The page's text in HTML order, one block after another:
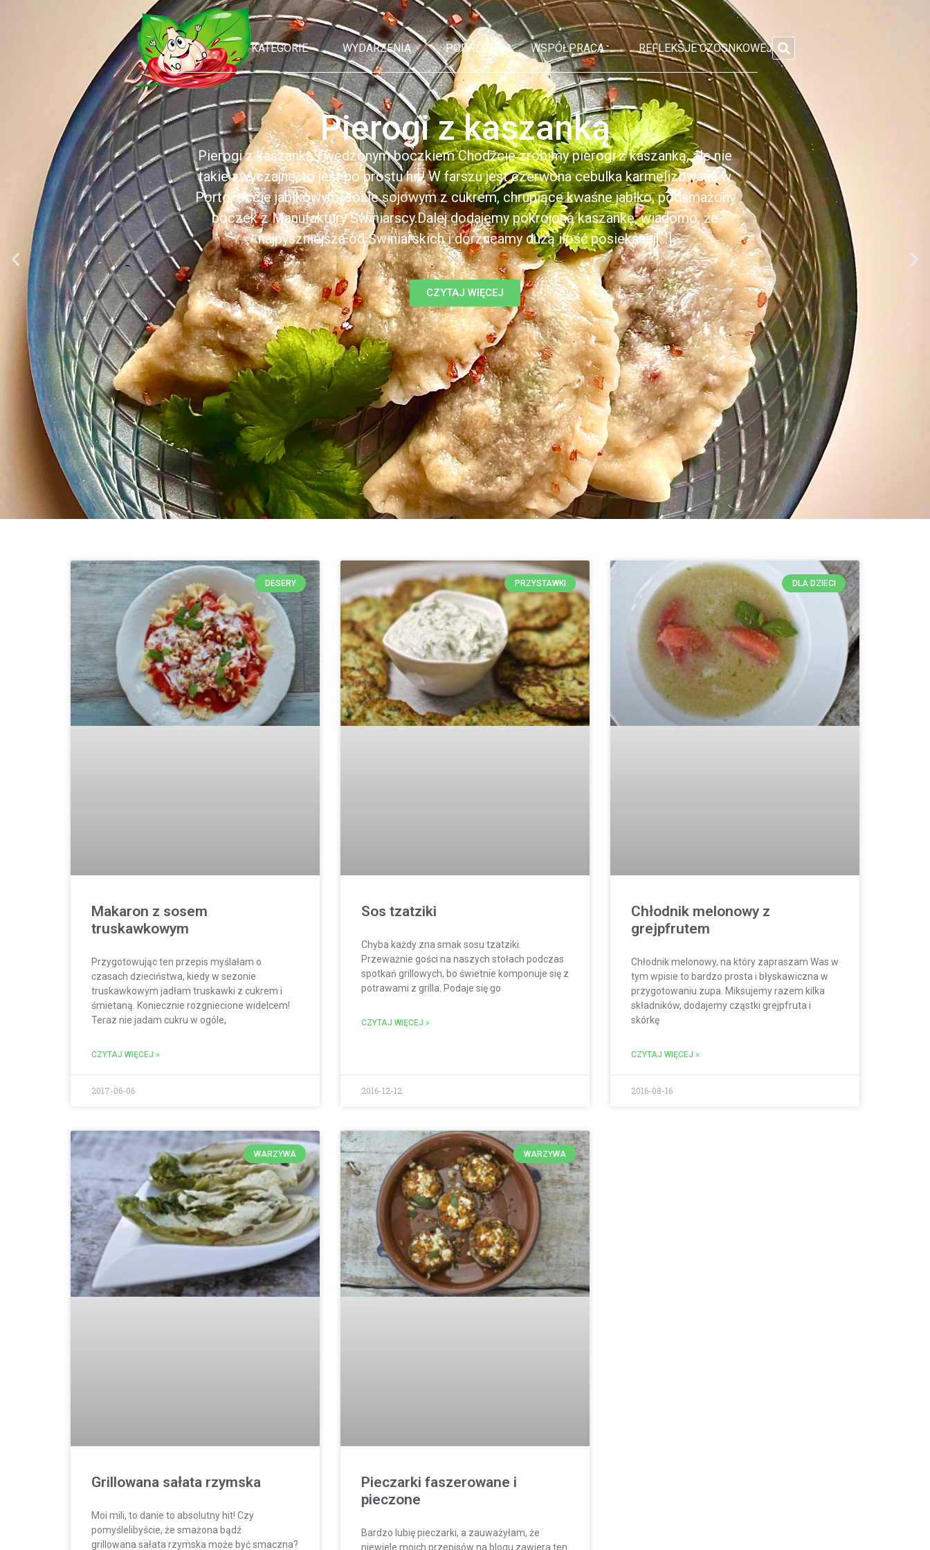
KATEGORIE WYDARZENIA PODRÓŻE WSPÓŁPRACA REFLEKSJE CZOSNKOWEJ
Pierogi z kaszanką
Pierogi z kaszanką i wędzonym boczkiem Chodźcie zrobimy pierogi z kaszanką, ale nie
takie zwyczajne, to jest po prostu hit! W farszu jest czerwona cebulka karmelizowana w
Porto, occie jabłkowym, sosie sojowym z cukrem, chrupiące kwaśne jabłko, podsmażony
boczek z Manufaktury Świniarscy.Dalej dodajemy pokrojoną kaszankę, wiadomo, że
najpyszniejsza od Świniarskich i dorzucamy dużą ilość posiekanej[...]
CZYTAJ WIĘCEJ
DESERY
Makaron z sosem
truskawkowym
Przygotowując ten przepis myślałam o
czasach dzieciństwa, kiedy w sezonie
truskawkowym jadłam truskawki z cukrem i
śmietaną. Koniecznie rozgniecione widelcem!
Teraz nie jadam cukru w ogóle,
CZYTAJ WIĘCEJ »
2017-06-06
PRZYSTAWKI
Sos tzatziki
Chyba każdy zna smak sosu tzatziki.
Przeważnie gości na naszych stołach podczas
spotkań grillowych, bo świetnie komponuje się z
potrawami z grilla. Podaje się go
CZYTAJ WIĘCEJ »
2016-12-12
DLA DZIECI
Chłodnik melonowy z
grejpfrutem
Chłodnik melonowy, na który zapraszam Was w
tym wpisie to bardzo prosta i błyskawiczna w
przygotowaniu zupa. Miksujemy razem kilka
składników, dodajemy cząstki grejpfruta i
skórkę
CZYTAJ WIĘCEJ »
2016-08-16
WARZYWA
Grillowana sałata rzymska
Moi mili, to danie to absolutny hit! Czy
pomyślelibyście, że smażona bądź
grillowana sałata rzymska może być smaczna?
WARZYWA
Pieczarki faszerowane i
pieczone
Bardzo lubię pieczarki, a zauważyłam, że
niewiele moich przepisów na blogu zawiera ten